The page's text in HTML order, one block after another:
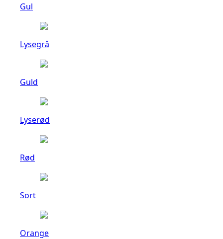
Gul
Lysegrå
Guld
Lyserød
Rød
Sort
Orange